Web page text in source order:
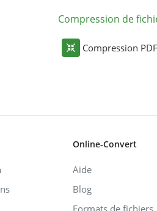
Compression de
Compression PDF
Online-Convert
Aide
Blog